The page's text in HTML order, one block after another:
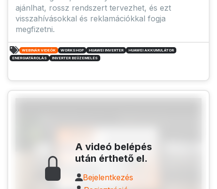
ajánlhat, rossz rendszert tervezhet, és ezt
visszahívásokkal és reklamációkkal fogja
megfizetni.
WEBINÁR VIDEÓK WORKSHOP HUAWEI INVERTER
HUAWEI AKKUMULÁTOR
ENERGIATÁROLÁS
INVERTER BEÜZEMELÉS
A videó belépés
után érthető el.
Bejelentkezés